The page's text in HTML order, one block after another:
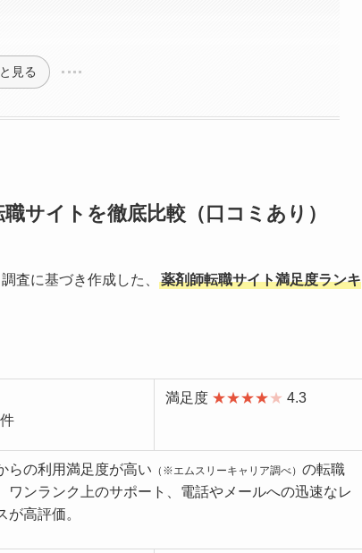
見る
サイトを徹底比較（口コミあり）
査に基づき作成した、
薬剤師転職サイト満足度ランキ
満足度 ★★★★★ 4.3
らの利用満足度が高い （※エムスリーキャリア調べ） の転職
ワンランク上のサポート、電話やメールへの迅速なレ
が高評価。